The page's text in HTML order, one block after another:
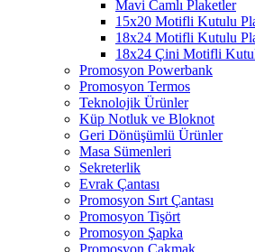
Mavi Camlı Plaketler
15x20 Motifli Kutulu
18x24 Motifli Kutulu
18x24 Çini Motifli
Promosyon Powerbank
Promosyon Termos
Teknolojik Ürünler
Küp Notluk ve Bloknot
Geri Dönüşümlü Ürünler
Masa Sümenleri
Sekreterlik
Evrak Çantası
Promosyon Sırt Çantası
Promosyon Tişört
Promosyon Şapka
Promosyon Çakmak